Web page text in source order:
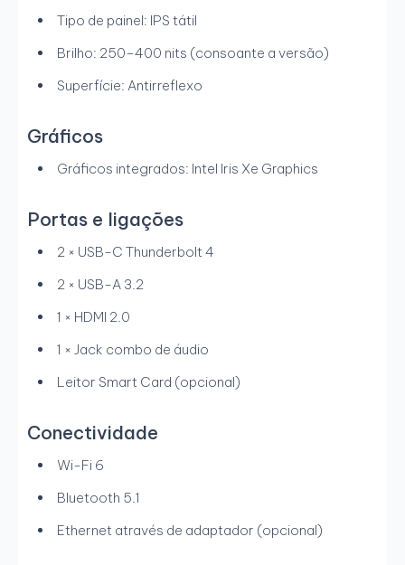
Tipo de painel: IPS tátil
Brilho: 250–400 nits (consoante a versão)
Superfície: Antirreflexo
Gráficos
Gráficos integrados: Intel Iris Xe Graphics
Portas e ligações
2 × USB-C Thunderbolt 4
2 × USB-A 3.2
1 × HDMI 2.0
1 × Jack combo de áudio
Leitor Smart Card (opcional)
Conectividade
Wi-Fi 6
Bluetooth 5.1
Ethernet através de adaptador (opcional)